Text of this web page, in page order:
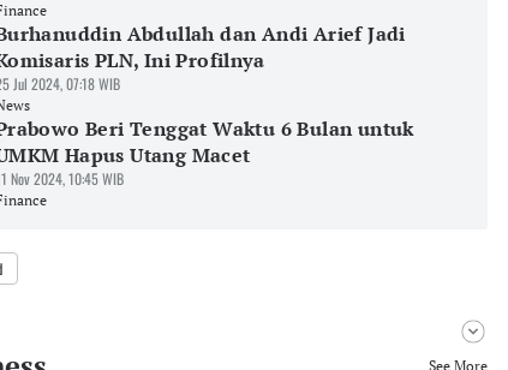
Abdullah dan Andi Arief Jadi
PLN, Ini Profilnya
Jul 2024, 07:18 WIB
Beri Tenggat Waktu 6 Bulan untuk
Hapus Utang Macet
Nov 2024, 10:45 WIB
See More